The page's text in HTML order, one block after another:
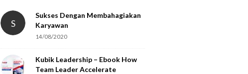
S
Sukses Dengan Membahagiakan
Karyawan
14/08/2020
Kubik Leadership – Ebook How
Team Leader Accelerate